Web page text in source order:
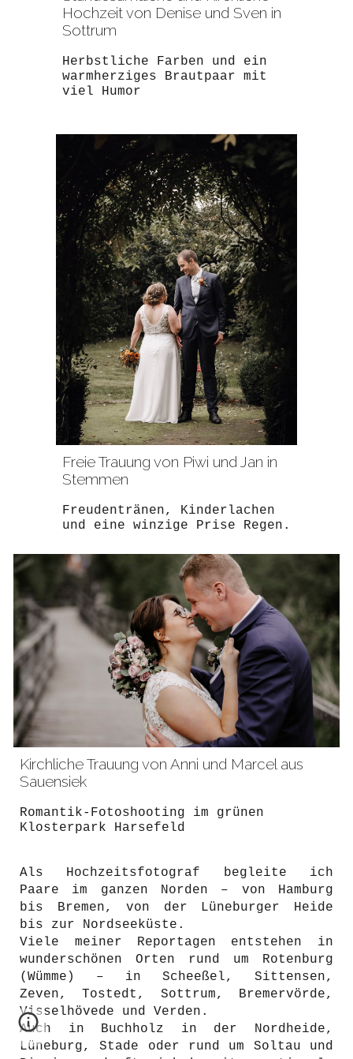
Hochzeit von Denise und Sven in
Sottrum
Herbstliche Farben und ein
warmherziges Brautpaar mit
viel Humor
Freie Trauung von Piwi und Jan in
Stemmen
Freudentränen, Kinderlachen
und eine winzige Prise Regen.
Kirchliche Trauung von Anni und Marcel aus
Sauensiek
Romantik-Fotoshooting im grünen
Klosterpark Harsefeld
Als Hochzeitsfotograf begleite ich
Paare im ganzen Norden – von Hamburg
bis Bremen, von der Lüneburger Heide
bis zur Nordseeküste.
Viele meiner Reportagen entstehen in
wunderschönen Orten rund um Rotenburg
(Wümme) – in Scheeßel, Sittensen,
Zeven, Tostedt, Sottrum, Bremervörde,
Visselhövede und Verden.
Auch in Buchholz in der Nordheide,
Lüneburg, Stade oder rund um Soltau und